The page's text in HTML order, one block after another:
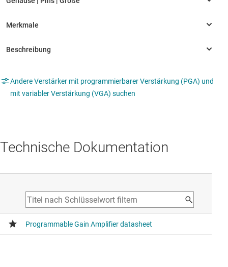
Andere Verstärker mit programmierbarer Verstärkung (PGA) und
mit variabler Verstärkung (VGA) suchen
Technische Dokumentation